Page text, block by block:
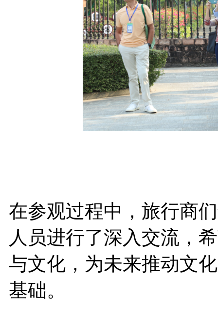
在参观过程中，旅行商
人员进行了深入交流，
与文化，为未来推动文
基础。